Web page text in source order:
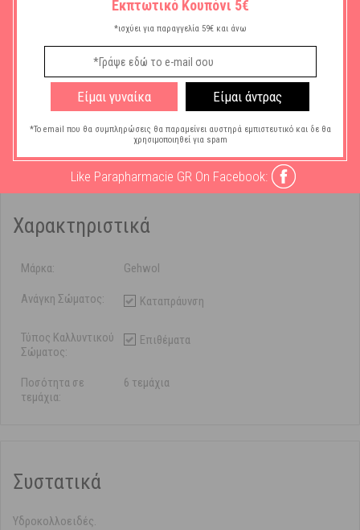
χρησιμοποιηθεί και προληπτικά.
Περιεχόμενο συσκευασίας:6 τεμάχια
2 τεμάχια 20x65mm.
2 τεμάχια 34x54mm.
2 τεμάχια 17x59mm.
Χαρακτηριστικά
Μάρκα: Gehwol
Ανάγκη Σώματος: Καταπράυνση
Τύπος Καλλυντικού
Σώματος:
Επιθέματα
Ποσότητα σε
τεμάχια:
6 τεμάχια
Συστατικά
Υδροκολλοειδές.
Εκπτωτικό Κουπόνι 5€
*ισχύει για παραγγελία 59€ και άνω
Είμαι γυναίκα Είμαι άντρας
*Το email που θα συμπληρώσεις θα παραμείνει αυστηρά εμπιστευτικό και δε θα
χρησιμοποιηθεί για spam
Like Parapharmacie GR On Facebook: